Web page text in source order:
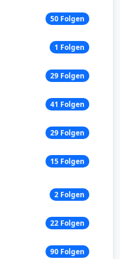
50 Folgen
1 Folgen
29 Folgen
41 Folgen
29 Folgen
15 Folgen
2 Folgen
22 Folgen
90 Folgen